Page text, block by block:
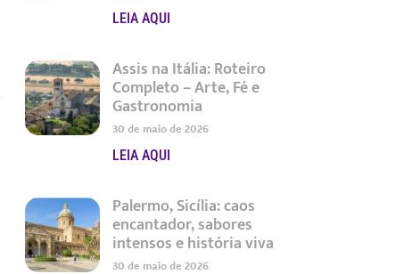
LEIA AQUI
Assis na Itália: Roteiro
Completo – Arte, Fé e
Gastronomia
30 de maio de 2026
LEIA AQUI
Palermo, Sicília: caos
encantador, sabores
intensos e história viva
30 de maio de 2026